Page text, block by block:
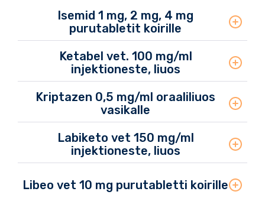
Isemid 1 mg, 2 mg, 4 mg
purutabletit koirille
Ketabel vet. 100 mg/ml
injektioneste, liuos
Kriptazen 0,5 mg/ml oraaliliuos
vasikalle
Labiketo vet 150 mg/ml
injektioneste, liuos
Libeo vet 10 mg purutabletti koirille